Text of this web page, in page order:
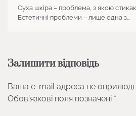
Суха шкіра – проблема, з якою
Естетичні проблеми – лише одна з…
Залишити відповідь
Ваша e-mail адреса не
Обов’язкові поля позначені *